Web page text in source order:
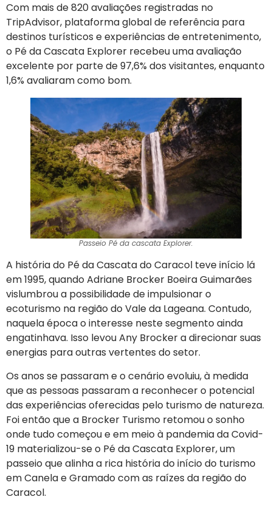
Com mais de 820 avaliações registradas no
TripAdvisor, plataforma global de referência para
destinos turísticos e experiências de entretenimento,
o Pé da Cascata Explorer recebeu uma avaliação
excelente por parte de 97,6% dos visitantes, enquanto
1,6% avaliaram como bom.
Passeio Pé da cascata Explorer.
A história do Pé da Cascata do Caracol teve início lá
em 1995, quando Adriane Brocker Boeira Guimarães
vislumbrou a possibilidade de impulsionar o
ecoturismo na região do Vale da Lageana. Contudo,
naquela época o interesse neste segmento ainda
engatinhava. Isso levou Any Brocker a direcionar suas
energias para outras vertentes do setor.
Os anos se passaram e o cenário evoluiu, à medida
que as pessoas passaram a reconhecer o potencial
das experiências oferecidas pelo turismo de natureza.
Foi então que a Brocker Turismo retomou o sonho
onde tudo começou e em meio à pandemia da Covid-
19 materializou-se o Pé da Cascata Explorer, um
passeio que alinha a rica história do início do turismo
em Canela e Gramado com as raízes da região do
Caracol.